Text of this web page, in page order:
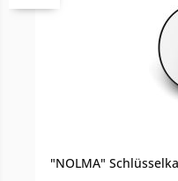
"NOLMA"